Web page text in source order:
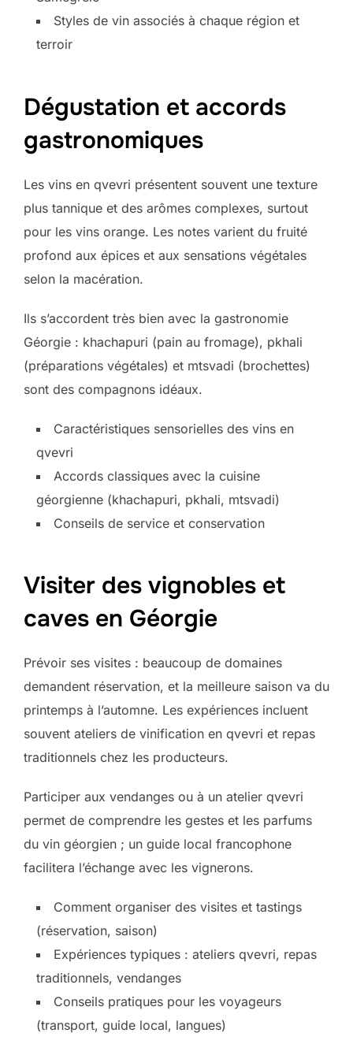
Styles de vin associés à chaque région et
terroir
Dégustation et accords
gastronomiques
Les vins en qvevri présentent souvent une texture
plus tannique et des arômes complexes, surtout
pour les vins orange. Les notes varient du fruité
profond aux épices et aux sensations végétales
selon la macération.
Ils s’accordent très bien avec la gastronomie
Géorgie : khachapuri (pain au fromage), pkhali
(préparations végétales) et mtsvadi (brochettes)
sont des compagnons idéaux.
Caractéristiques sensorielles des vins en
qvevri
Accords classiques avec la cuisine
géorgienne (khachapuri, pkhali, mtsvadi)
Conseils de service et conservation
Visiter des vignobles et
caves en Géorgie
Prévoir ses visites : beaucoup de domaines
demandent réservation, et la meilleure saison va du
printemps à l’automne. Les expériences incluent
souvent ateliers de vinification en qvevri et repas
traditionnels chez les producteurs.
Participer aux vendanges ou à un atelier qvevri
permet de comprendre les gestes et les parfums
du vin géorgien ; un guide local francophone
facilitera l’échange avec les vignerons.
Comment organiser des visites et tastings
(réservation, saison)
Expériences typiques : ateliers qvevri, repas
traditionnels, vendanges
Conseils pratiques pour les voyageurs
(transport, guide local, langues)